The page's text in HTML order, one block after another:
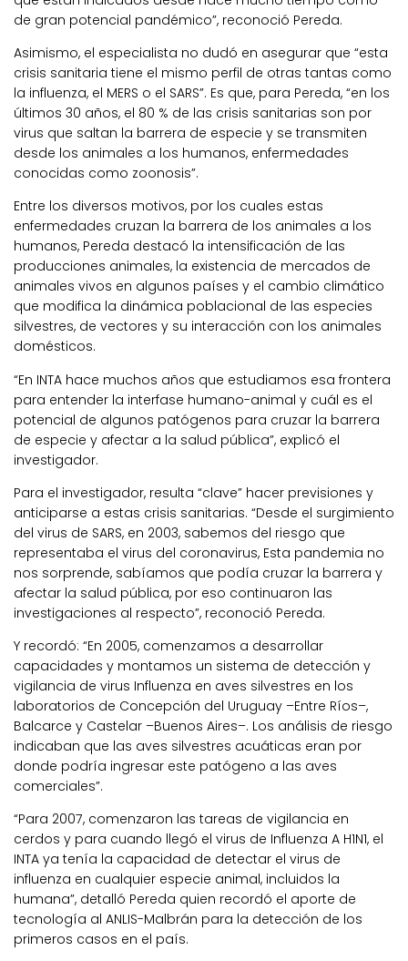
de gran potencial pandémico”, reconoció Pereda.
Asimismo, el especialista no dudó en asegurar que “esta
crisis sanitaria tiene el mismo perfil de otras tantas como
la influenza, el MERS o el SARS”. Es que, para Pereda, “en los
últimos 30 años, el 80 % de las crisis sanitarias son por
virus que saltan la barrera de especie y se transmiten
desde los animales a los humanos, enfermedades
conocidas como zoonosis”.
Entre los diversos motivos, por los cuales estas
enfermedades cruzan la barrera de los animales a los
humanos, Pereda destacó la intensificación de las
producciones animales, la existencia de mercados de
animales vivos en algunos países y el cambio climático
que modifica la dinámica poblacional de las especies
silvestres, de vectores y su interacción con los animales
domésticos.
“En INTA hace muchos años que estudiamos esa frontera
para entender la interfase humano-animal y cuál es el
potencial de algunos patógenos para cruzar la barrera
de especie y afectar a la salud pública”, explicó el
investigador.
Para el investigador, resulta “clave” hacer previsiones y
anticiparse a estas crisis sanitarias. “Desde el surgimiento
del virus de SARS, en 2003, sabemos del riesgo que
representaba el virus del coronavirus, Esta pandemia no
nos sorprende, sabíamos que podía cruzar la barrera y
afectar la salud pública, por eso continuaron las
investigaciones al respecto”, reconoció Pereda.
Y recordó: “En 2005, comenzamos a desarrollar
capacidades y montamos un sistema de detección y
vigilancia de virus Influenza en aves silvestres en los
laboratorios de Concepción del Uruguay –Entre Ríos–,
Balcarce y Castelar –Buenos Aires–. Los análisis de riesgo
indicaban que las aves silvestres acuáticas eran por
donde podría ingresar este patógeno a las aves
comerciales”.
“Para 2007, comenzaron las tareas de vigilancia en
cerdos y para cuando llegó el virus de Influenza A H1N1, el
INTA ya tenía la capacidad de detectar el virus de
influenza en cualquier especie animal, incluidos la
humana”, detalló Pereda quien recordó el aporte de
tecnología al ANLIS-Malbrán para la detección de los
primeros casos en el país.